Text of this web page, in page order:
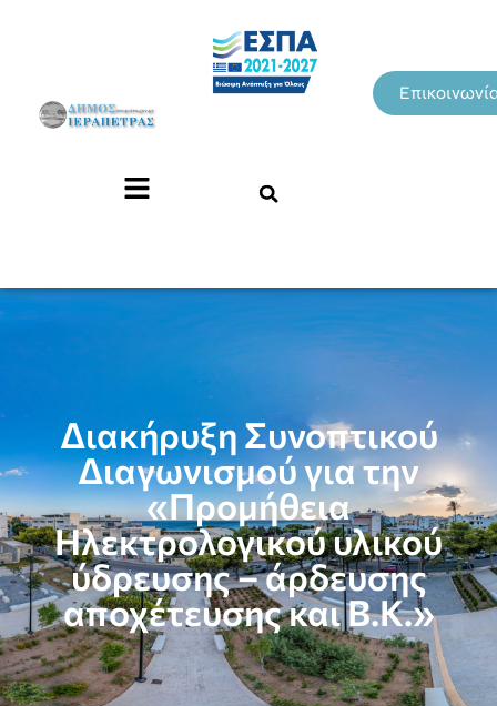
Διακήρυξη Συνοπτικού
Διαγωνισμού για την
«Προμήθεια
Ηλεκτρολογικού υλικού
ύδρευσης – άρδευσης
αποχέτευσης και Β.Κ.»